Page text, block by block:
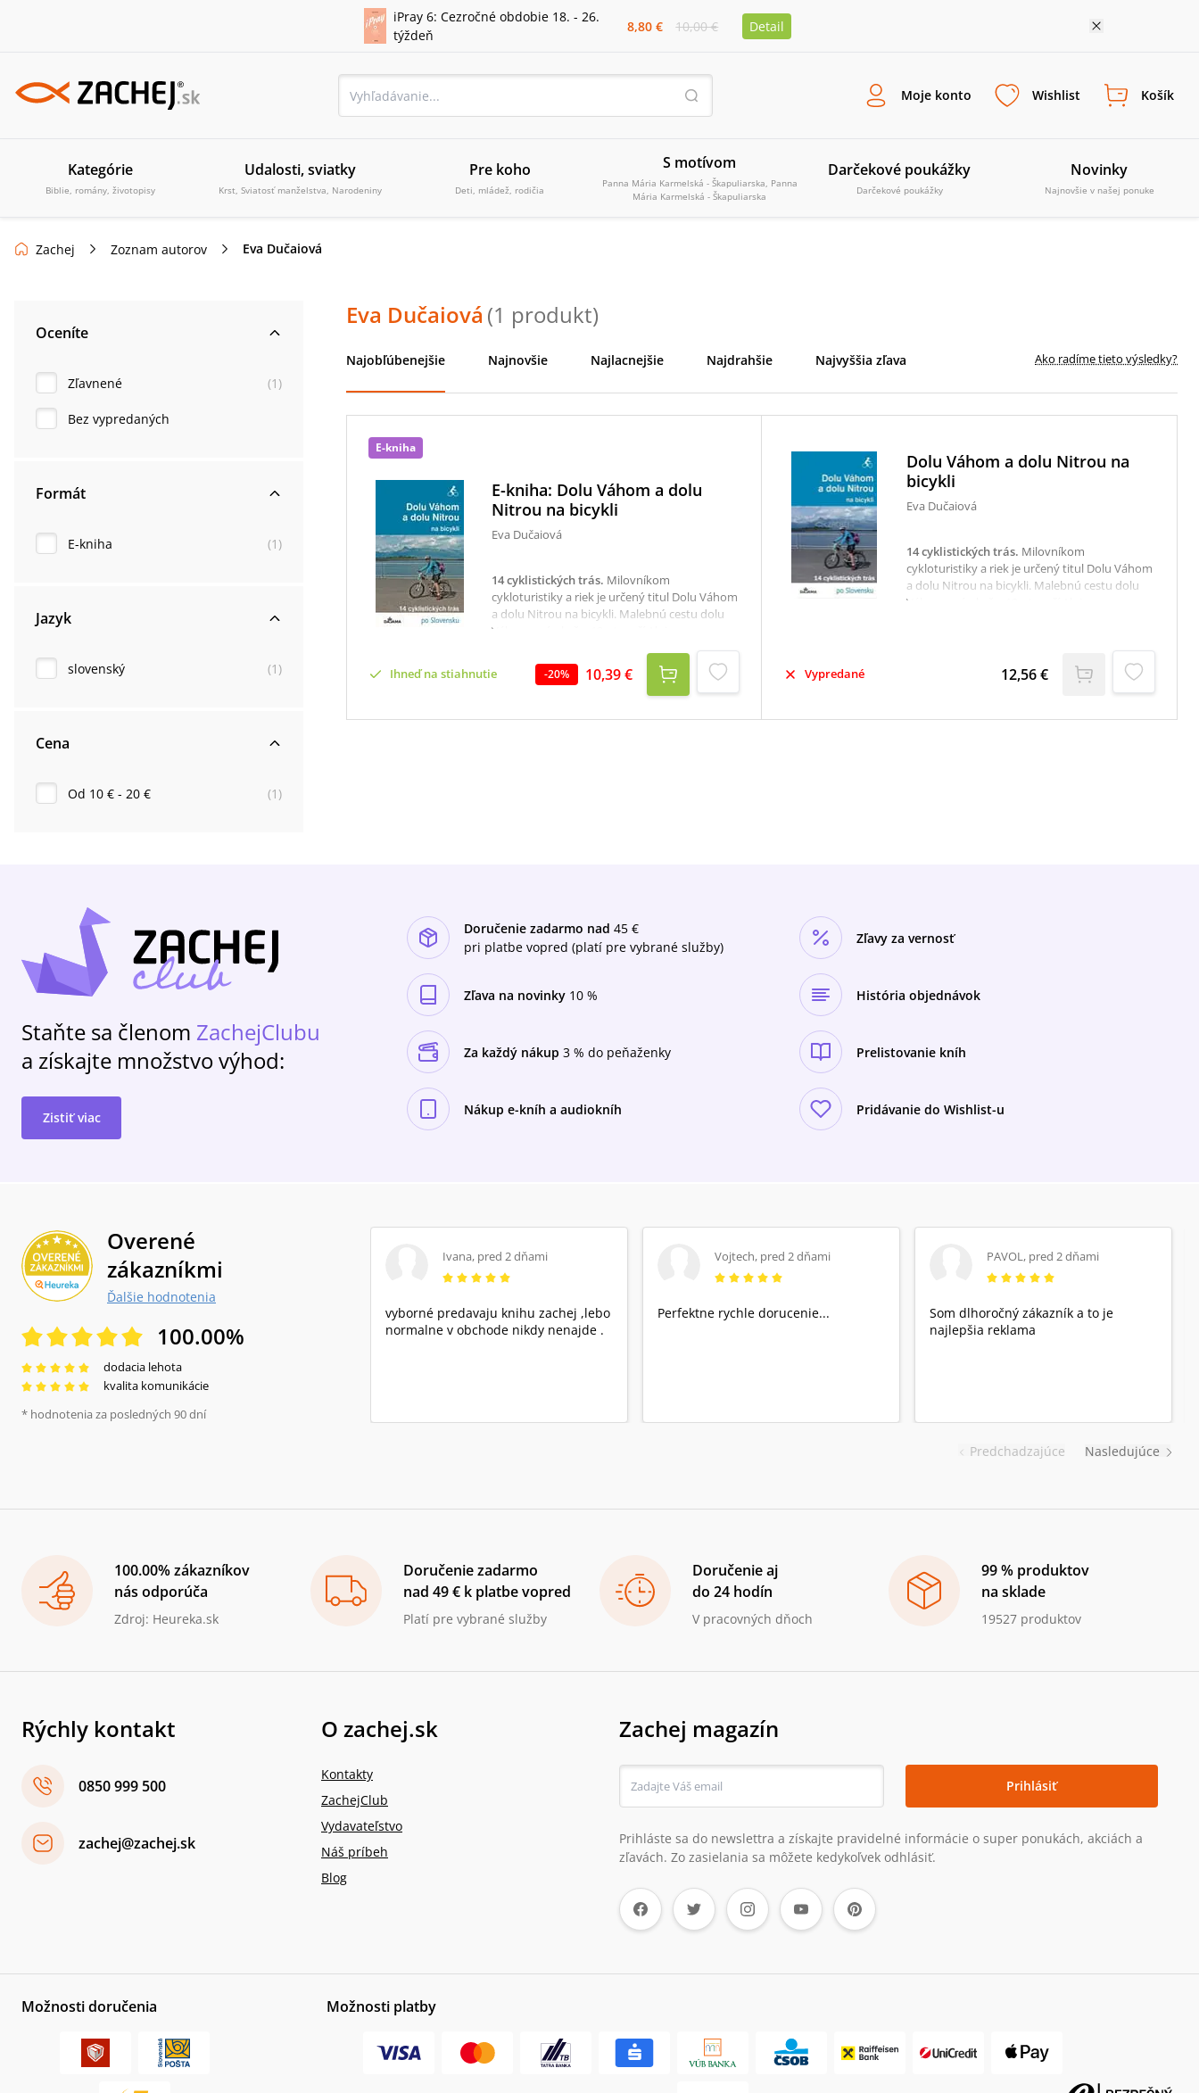
iPray 6: Cezročné obdobie 18. - 26.
týždeň
8,80 € 10,00 € Detail
Moje konto Wishlist Košík
Kategórie
Biblie, romány, životopisy
Udalosti, sviatky
Krst, Sviatosť manželstva, Narodeniny
Pre koho
Deti, mládež, rodičia
S motívom
Panna Mária Karmelská - Škapuliarska, Panna
Mária Karmelská - Škapuliarska
Darčekové poukážky
Darčekové poukážky
Novinky
Najnovšie v našej ponuke
Zachej Zoznam autorov Eva Dučaiová
Oceníte
Zľavnené (1 )
Bez vypredaných
Formát
E-kniha (1 )
Jazyk
slovenský (1 )
Cena
Od 10 € - 20 € (1 )
Eva Dučaiová (1 produkt)
Najobľúbenejšie Najnovšie Najlacnejšie Najdrahšie Najvyššia zľava Ako radíme tieto výsledky?
E-kniha
E-kniha: Dolu Váhom a dolu
Nitrou na bicykli
Eva Dučaiová
14 cyklistických trás. Milovníkom
cykloturistiky a riek je určený titul Dolu Váhom
a dolu Nitrou na bicykli. Malebnú cestu dolu
Váhom opísal už v 19. storočí Alojz
Mednyanský, avšak nie zo sedla bicykla.
Autorka Eva Dučaiová na ceste dolu Váhom
ponúka 500 km dlhú trasu od prameňa
Čierneho alebo Bieleho Váhu až po jeho ústie
do Dunaja rozdelenú do siedmich dní. K
Ihneď na stiahnutie -20% 10,39 €
Dolu Váhom a dolu Nitrou na
bicykli
Eva Dučaiová
14 cyklistických trás. Milovníkom
cykloturistiky a riek je určený titul Dolu Váhom
a dolu Nitrou na bicykli. Malebnú cestu dolu
Váhom opísal už v 19. storočí Alojz
ponúka 500 km dlhú trasu od prameňa
Čierneho alebo Bieleho Váhu až po jeho ústie
do Dunaja rozdelenú do siedmich dní. K
pridala ešte aj cestu dolu riekou Nitra, a tak
Vypredané 12,56 €
Staňte sa členom ZachejClubu
a získajte množstvo výhod:
Zistiť viac
Doručenie zadarmo nad 45 €
pri platbe vopred (platí pre vybrané služby)
Zľavy za vernosť
Zľava na novinky 10 % História objednávok
Za každý nákup 3 % do peňaženky Prelistovanie kníh
Nákup e-kníh a audiokníh Pridávanie do Wishlist-u
Overené
zákazníkmi
Ďalšie hodnotenia
100.00%
dodacia lehota
kvalita komunikácie
* hodnotenia za posledných 90 dní
Predchadzajúce
Ivana, pred 2 dňami
vyborné predavaju knihu zachej ,lebo
normalne v obchode nikdy nenajde .
Vojtech, pred 2 dňami
Perfektne rychle dorucenie...
PAVOL, pred 2 dňami
Som dlhoročný zákazník a to je
najlepšia reklama
Nasledujúce
100.00% zákazníkov
nás odporúča
Zdroj: Heureka.sk
Doručenie zadarmo
nad 49 € k platbe vopred
Platí pre vybrané služby
Doručenie aj
do 24 hodín
V pracovných dňoch
99 % produktov
na sklade
19527 produktov
Rýchly kontakt
0850 999 500
zachej@zachej.sk
O zachej.sk
Kontakty
ZachejClub
Vydavateľstvo
Náš príbeh
Blog
Zachej magazín
Prihlásiť
Prihláste sa do newslettra a získajte pravidelné informácie o super ponukách, akciách a
zľavách. Zo zasielania sa môžete kedykoľvek odhlásiť.
Možnosti doručenia Možnosti platby